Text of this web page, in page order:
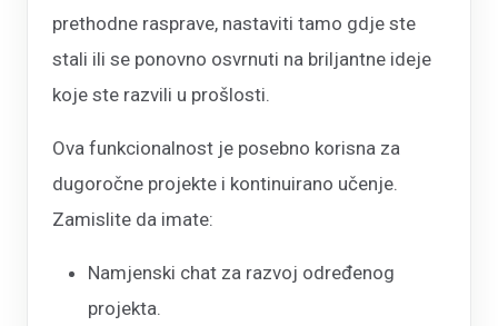
prethodne rasprave, nastaviti tamo gdje ste
stali ili se ponovno osvrnuti na briljantne ideje
koje ste razvili u prošlosti.
Ova funkcionalnost je posebno korisna za
dugoročne projekte i kontinuirano učenje.
Zamislite da imate:
Namjenski chat za razvoj određenog
projekta.